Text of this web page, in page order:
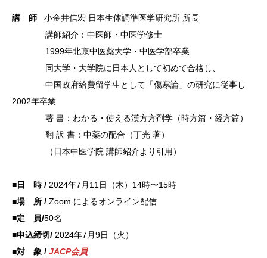
講 師 小金井信宏 日本生体調準医学研究所 所長
講師紹介 ：中医師 ・中医学修士
1999年北京中医薬大学 ・中医学部卒業
同大学・ 大学院に 日本人と して初めて合格し
中国政府給費留学生として「傷寒論」の研究に従事し
2002年卒業
著 書： わかる・ 使える漢方方剤学 （時方篇 ・経方篇）
翻 訳 書：中薬の配合（丁光 著）
（日本中医学院 講師紹介より引用 ）
■日 時 / 2024年7月11日（木）14時〜15時
■場 所 / Zoom によるオンライン配信
■定 員/50名
■申込締切/ 2024年7月9日（火）
■対 象 / JACP会員